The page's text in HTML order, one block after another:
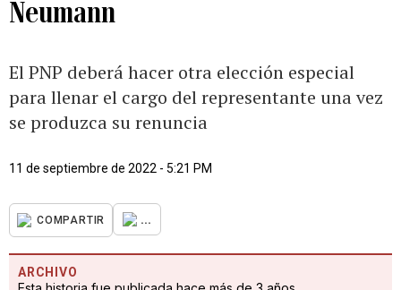
Neumann
El PNP deberá hacer otra elección especial
para llenar el cargo del representante una vez
se produzca su renuncia
11 de septiembre de 2022 - 5:21 PM
COMPARTIR ...
ARCHIVO